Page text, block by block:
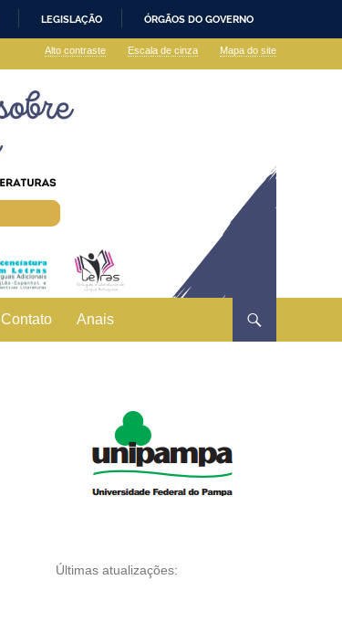
LEGISLAÇÃO ÓRGÃOS DO GOVERNO
Alto contraste Escala de cinza Mapa do site
Contato Anais
Últimas atualizações: